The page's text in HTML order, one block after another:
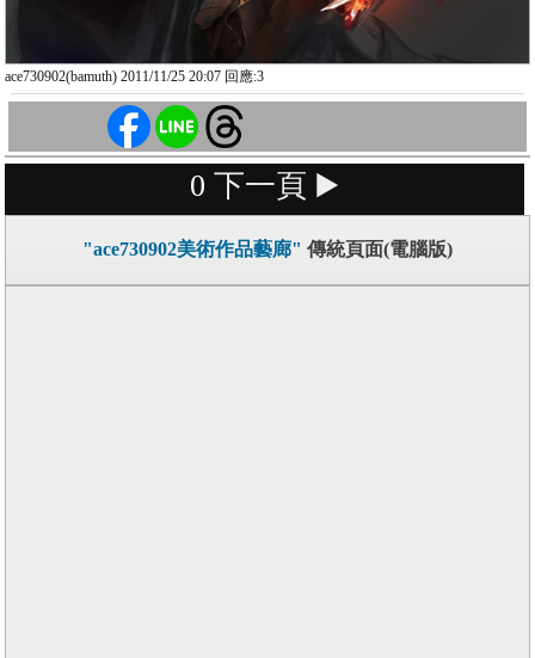
ace730902(bamuth) 2011/11/25 20:07 回應:3
0 下一頁 ▶️
"ace730902美術作品藝廊" 傳統頁面(電腦版)